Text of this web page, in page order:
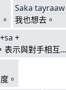
Saka tayraaw
我也想去。
sa +
表示與對手相互…
。